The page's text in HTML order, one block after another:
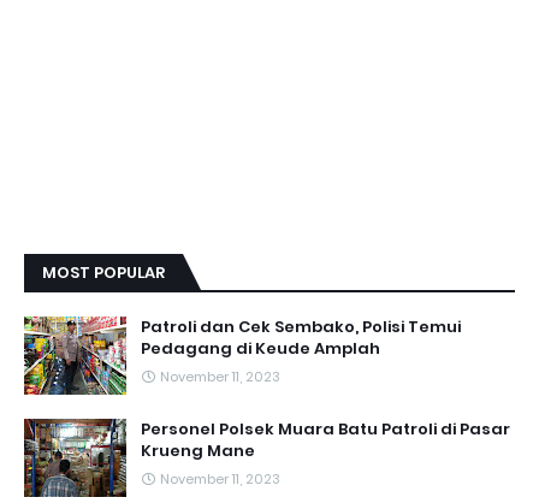
MOST POPULAR
Patroli dan Cek Sembako, Polisi Temui
Pedagang di Keude Amplah
November 11, 2023
Personel Polsek Muara Batu Patroli di Pasar
Krueng Mane
November 11, 2023